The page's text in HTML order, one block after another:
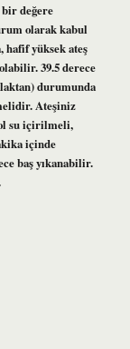
bir değere
olarak kabul
yüksek ateş
39.5 derece
durumunda
Ateşiniz
su içirilmeli,
içinde
baş yıkanabilir.